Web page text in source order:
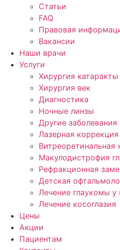
Статьи
FAQ
Правовая
Вакансии
Наши врачи
Услуги
Хирургия катаракты
Хирургия век
Диагностика
Ночные линзы
Другие заболевания
Лазерная коррекция
Витреоретинальная
Макулодистрофия
Рефракционная
Детская
Лечение глаукомы у
Лечение косоглазия
Цены
Акции
Пациентам